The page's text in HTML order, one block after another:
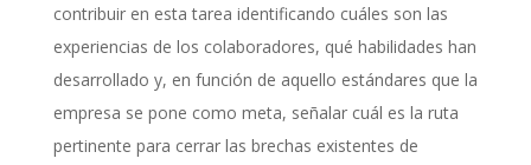
contribuir en esta tarea identificando cuáles son las
experiencias de los colaboradores, qué habilidades han
desarrollado y, en función de aquello estándares que la
empresa se pone como meta, señalar cuál es la ruta
pertinente para cerrar las brechas existentes de